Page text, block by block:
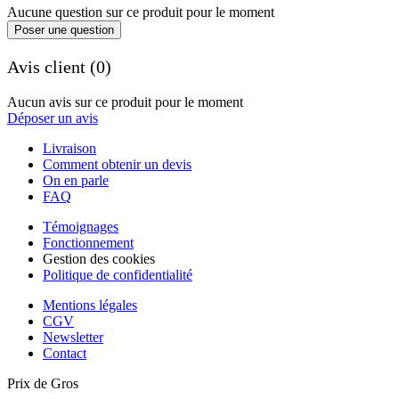
Aucune question sur ce produit pour le moment
Poser une question
Avis client (0)
Aucun avis sur ce produit pour le moment
Déposer un avis
Livraison
Comment obtenir un devis
On en parle
FAQ
Témoignages
Fonctionnement
Gestion des cookies
Politique de confidentialité
Mentions légales
CGV
Newsletter
Contact
Prix de Gros